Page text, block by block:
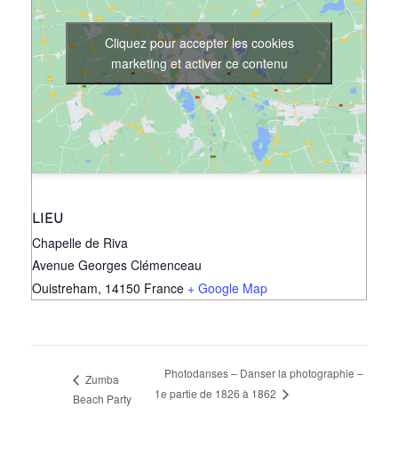
LIEU
Chapelle de Riva
Avenue Georges Clémenceau
Ouistreham, 14150 France + Google Map
Cliquez pour accepter les cookies
marketing et activer ce contenu
Zumba
Beach Party
Photodanses – Danser la photographie –
1e partie de 1826 à 1862